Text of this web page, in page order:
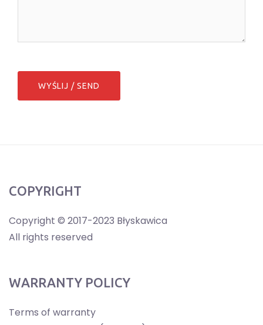
COPYRIGHT
Copyright © 2017-2023 Błyskawica
All rights reserved
WARRANTY POLICY
Terms of warranty